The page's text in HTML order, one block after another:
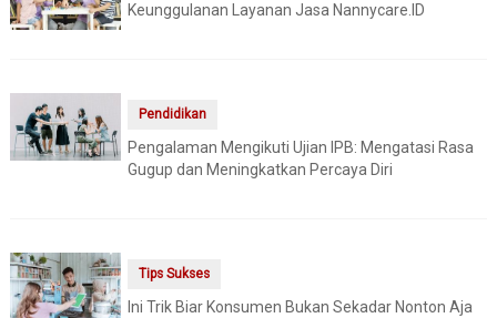
Keunggulanan Layanan Jasa Nannycare.ID
Pendidikan
Pengalaman Mengikuti Ujian IPB: Mengatasi Rasa
Gugup dan Meningkatkan Percaya Diri
Tips Sukses
Ini Trik Biar Konsumen Bukan Sekadar Nonton Aja